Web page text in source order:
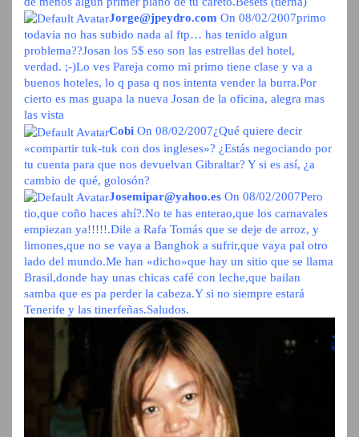
Jorge@jpeydro.com On 08/02/2007primo
todavia no has subido nada al ftp… has tenido algun
problema??Josan los 5$ eso son las estrellas del hotel,
verdad. ;-)Lo ves Pareja como mi primo tiene clase y va a
buenos hoteles, lo q pasa q nos intenta vender la burra.Por
cierto es mas guapa la nueva Josan de la oficina, alegra mas
las vista
Cobi On 08/02/2007¿Qué quiere decir
«compartir tuk-tuk con dos ingleses»? ¿Estás negociando por
tu cuenta para que nos devuelvan Gibraltar? Y si es así, ¿a
cambio de qué, golosón?
Josemipar@yahoo.es On 08/02/2007Pero
tio,que coño haces ahí?.No te has enterao,que los carnavales
empiezan ya!!!!!.Dile a Rafa Tomás que se deje de arroz, y
limones,que no se vaya a Banghok a sufrir,que vaya pal otro
lado del mundo.Me han «dicho»que hay un sitio que se llama
Brasil,donde hay unas chicas café con leche,que bailan
samba que es pa perder la cabeza.Y si no siempre estará
Tenerife y las tinerfeñas.Saludos.